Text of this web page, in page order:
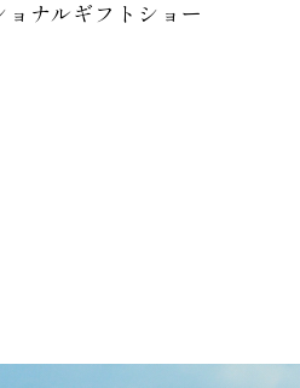
ナルギフトショー